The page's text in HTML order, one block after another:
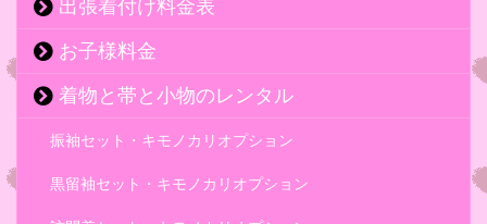
出張着付け料金表
お子様料金
着物と帯と小物のレンタル
振袖セット・キモノカリオプション
黒留袖セット・キモノカリオプション